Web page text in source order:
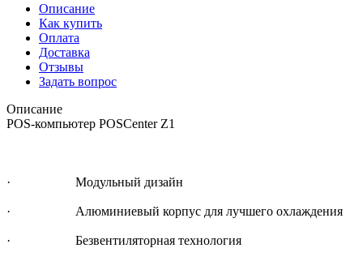
Описание
Как купить
Оплата
Доставка
Отзывы
Задать вопрос
Описание
POS-компьютер POSCenter Z1
· Модульный дизайн
· Алюминиевый корпус для лучшего охлаждения
· Безвентиляторная технология